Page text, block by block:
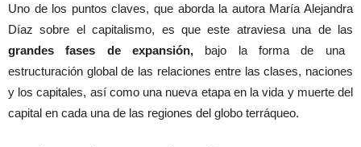
Uno de los puntos claves, que aborda la autora María Alejandra
Díaz sobre el capitalismo, es que este atraviesa una de las
grandes fases de expansión, bajo la forma de una
estructuración global de las relaciones entre las clases, naciones
y los capitales, así como una nueva etapa en la vida y muerte del
capital en cada una de las regiones del globo terráqueo.